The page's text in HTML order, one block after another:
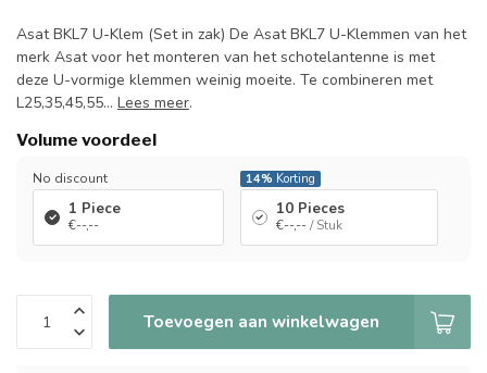
Asat BKL7 U-Klem (Set in zak) De Asat BKL7 U-Klemmen van het
merk Asat voor het monteren van het schotelantenne is met
deze U-vormige klemmen weinig moeite. Te combineren met
L25,35,45,55... Lees meer.
Volume voordeel
No discount
1 Piece
€--,--
14% Korting
10 Pieces
€--,-- / Stuk
Toevoegen aan winkelwagen